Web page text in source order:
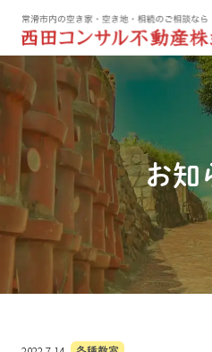
お知